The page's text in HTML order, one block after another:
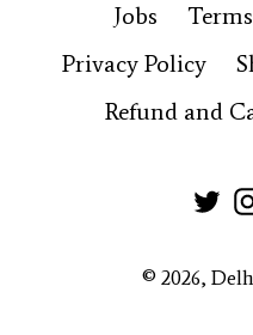
Jobs
Privacy Policy
Refund and
© 2026,